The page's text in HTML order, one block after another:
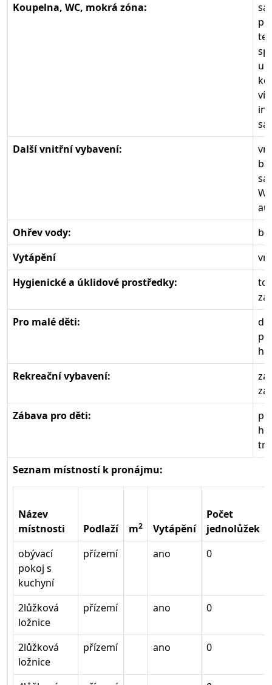
Koupelna, WC, mokrá zóna:
Další vnitřní vybavení:
Ohřev vody:
Vytápění
Hygienické a úklidové prostředky:
Pro malé děti:
Rekreační vybavení:
Zábava pro děti:
Seznam místností k pronájmu:
Název
místnosti
Podlaží m2 Vytápění
Počet
jednolůžek
obývací
pokoj s
kuchyní
přízemí ano 0
2lůžková
ložnice
přízemí ano 0
2lůžková
ložnice
přízemí ano 0